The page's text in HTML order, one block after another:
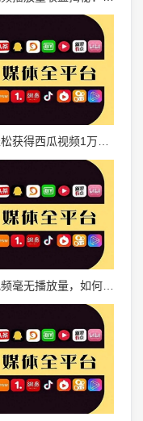
如何轻松获得西瓜视频1万播放量：从小白到流量达人
西瓜视频毫无播放量，如何破解流量困境？